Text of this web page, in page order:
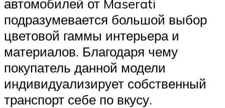
автомобилей от Maserati
подразумевается большой выбор
цветовой гаммы интерьера и
материалов. Благодаря чему
покупатель данной модели
индивидуализирует собственный
транспорт себе по вкусу.